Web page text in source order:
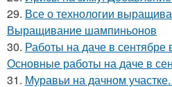
29. Все о технологии
Выращивание шампиньонов
30. Работы на даче в сентябре
Основные работы на даче в
31. Муравьи на дачном